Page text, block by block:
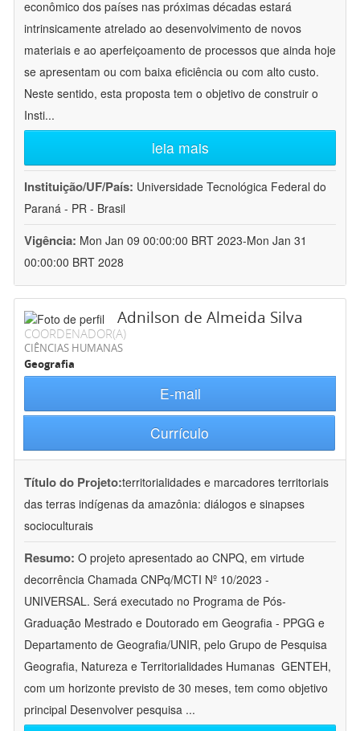
econômico dos países nas próximas décadas estará
intrinsicamente atrelado ao desenvolvimento de novos
materiais e ao aperfeiçoamento de processos que ainda hoje
se apresentam ou com baixa eficiência ou com alto custo.
Neste sentido, esta proposta tem o objetivo de construir o
Insti...
leia mais
Instituição/UF/País: Universidade Tecnológica Federal do
Paraná - PR - Brasil
Vigência: Mon Jan 09 00:00:00 BRT 2023-Mon Jan 31
00:00:00 BRT 2028
Adnilson de Almeida Silva
COORDENADOR(A)
CIÊNCIAS HUMANAS
Geografia
E-mail
Currículo
Título do Projeto:territorialidades e marcadores territoriais
das terras indígenas da amazônia: diálogos e sinapses
socioculturais
Resumo: O projeto apresentado ao CNPQ, em virtude
decorrência Chamada CNPq/MCTI Nº 10/2023 -
UNIVERSAL. Será executado no Programa de Pós-
Graduação Mestrado e Doutorado em Geografia - PPGG e
Departamento de Geografia/UNIR, pelo Grupo de Pesquisa
Geografia, Natureza e Territorialidades Humanas  GENTEH,
com um horizonte previsto de 30 meses, tem como objetivo
principal Desenvolver pesquisa ...